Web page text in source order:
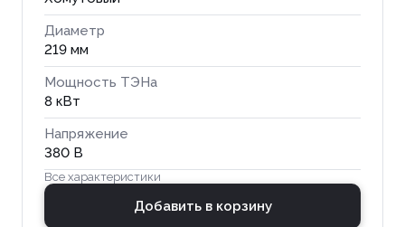
Диаметр
219 мм
Мощность ТЭНа
8 кВт
Напряжение
380 В
Все характеристики
Добавить в корзину